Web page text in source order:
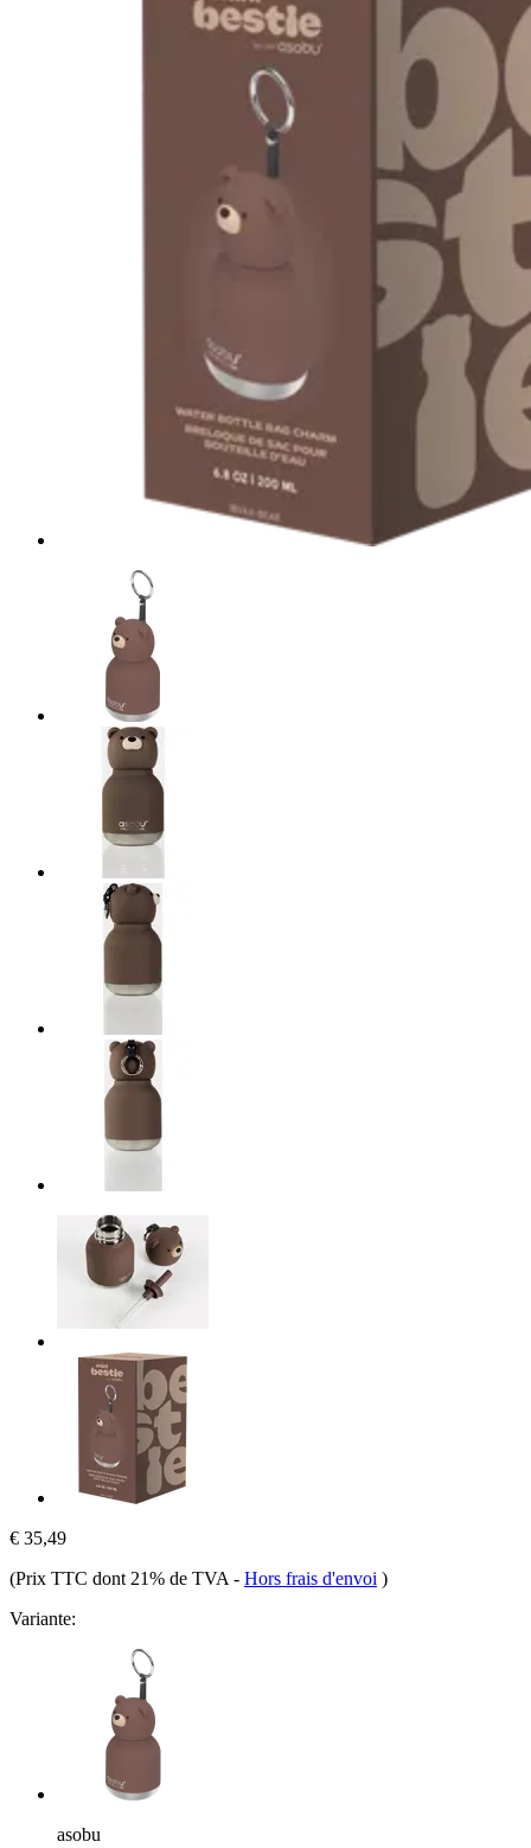
€ 35,49
(Prix TTC dont 21% de TVA - Hors frais d'envoi )
Variante:
asobu